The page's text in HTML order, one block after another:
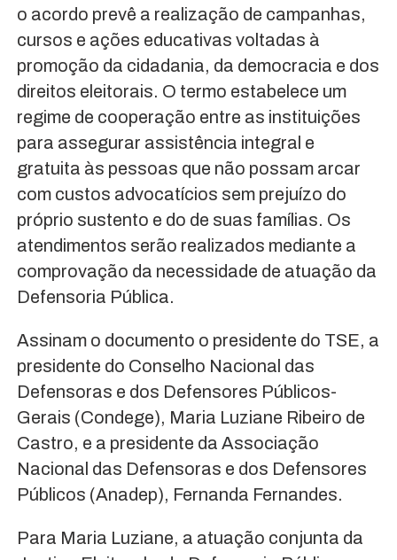
o acordo prevê a realização de campanhas,
cursos e ações educativas voltadas à
promoção da cidadania, da democracia e dos
direitos eleitorais. O termo estabelece um
regime de cooperação entre as instituições
para assegurar assistência integral e
gratuita às pessoas que não possam arcar
com custos advocatícios sem prejuízo do
próprio sustento e do de suas famílias. Os
atendimentos serão realizados mediante a
comprovação da necessidade de atuação da
Defensoria Pública.
Assinam o documento o presidente do TSE, a
presidente do Conselho Nacional das
Defensoras e dos Defensores Públicos-
Gerais (Condege), Maria Luziane Ribeiro de
Castro, e a presidente da Associação
Nacional das Defensoras e dos Defensores
Públicos (Anadep), Fernanda Fernandes.
Para Maria Luziane, a atuação conjunta da